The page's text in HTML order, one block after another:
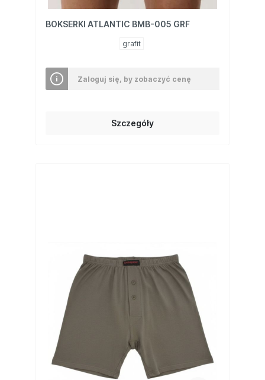
BOKSERKI ATLANTIC BMB-005 GRF
grafit
Zaloguj się, by zobaczyć cenę
Szczegóły